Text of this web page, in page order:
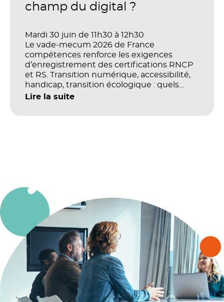
champ du digital ?
Mardi 30 juin de 11h30 à 12h30
Le vade-mecum 2026 de France
compétences renforce les exigences
d’enregistrement des certifications RNCP
et RS. Transition numérique, accessibilité,
handicap, transition écologique : quels
impacts concrets pour les référentiels dans
Lire la suite